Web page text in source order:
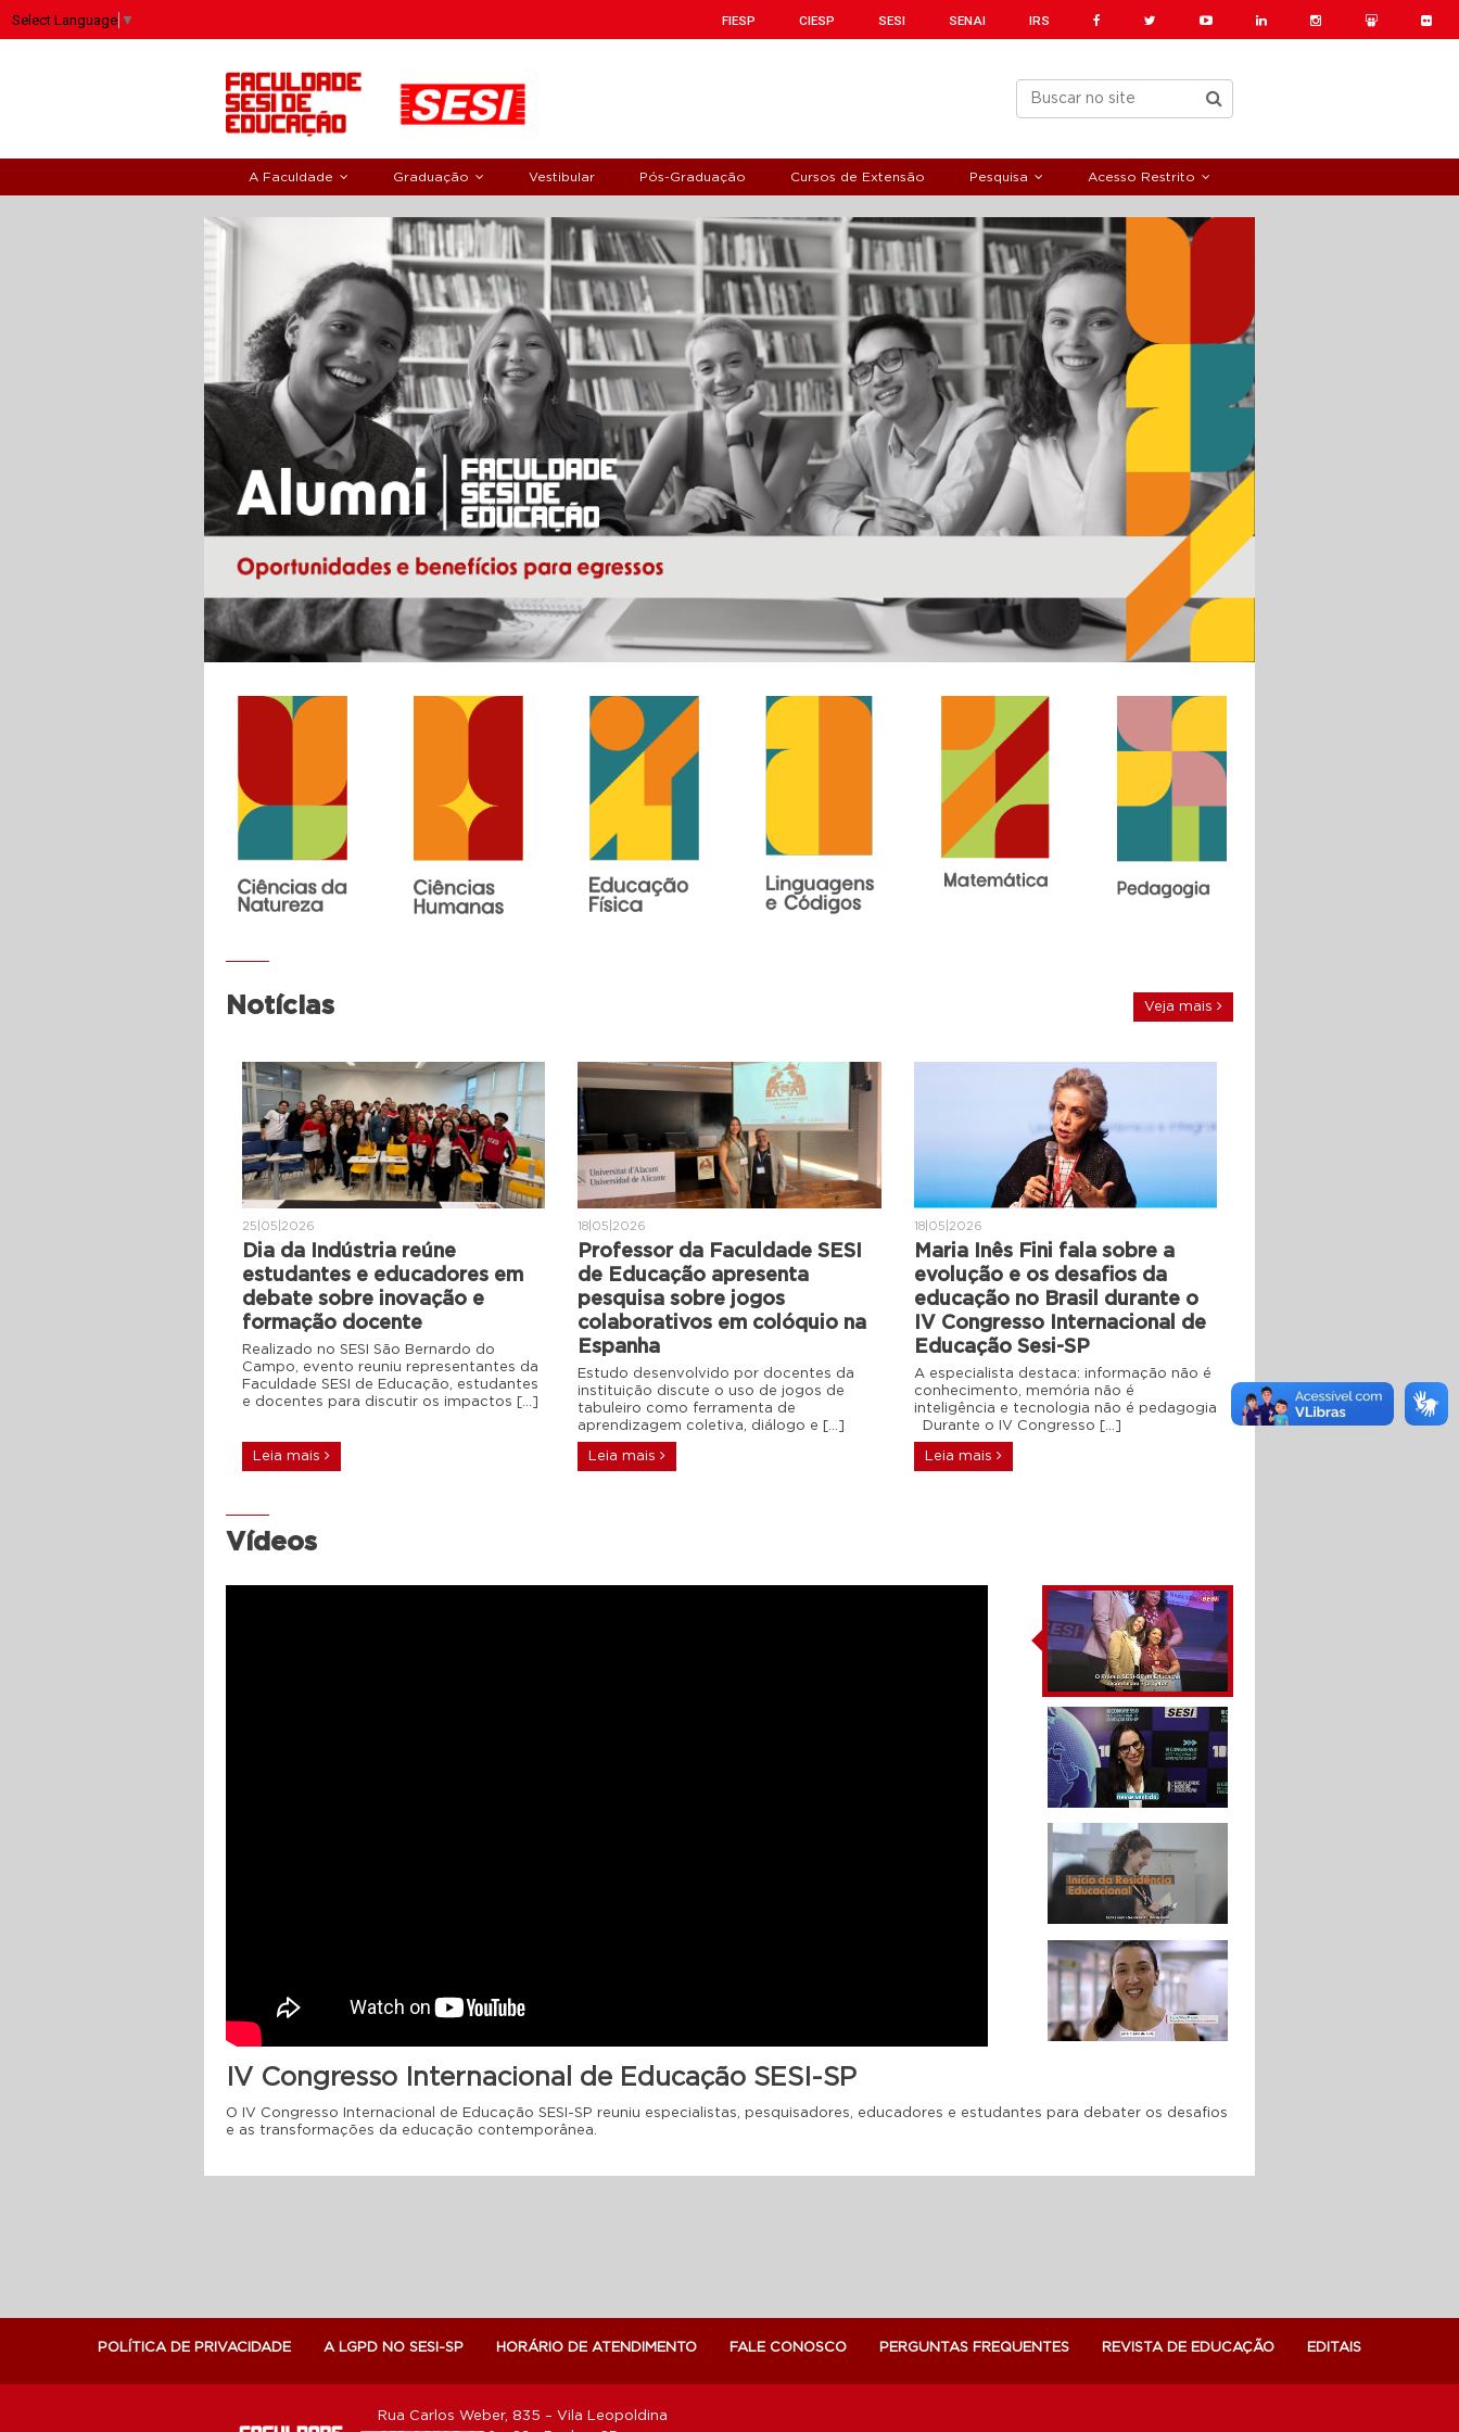
Select Language ▼ FIESP CIESP SESI SENAI IRS
A Faculdade Graduação Vestibular Pós-Graduação Cursos de Extensão Pesquisa Acesso Restrito
Notícias Veja mais
25|05|2026
Dia da Indústria reúne
estudantes e educadores em
debate sobre inovação e
formação docente
Realizado no SESI São Bernardo do
Campo, evento reuniu representantes da
Faculdade SESI de Educação, estudantes
e docentes para discutir os impactos […]
Leia mais
18|05|2026
Professor da Faculdade SESI
de Educação apresenta
pesquisa sobre jogos
colaborativos em colóquio na
Espanha
Estudo desenvolvido por docentes da
instituição discute o uso de jogos de
tabuleiro como ferramenta de
aprendizagem coletiva, diálogo e […]
Leia mais
18|05|2026
Maria Inês Fini fala sobre a
evolução e os desafios da
educação no Brasil durante o
IV Congresso Internacional de
Educação Sesi-SP
A especialista destaca: informação não é
conhecimento, memória não é
inteligência e tecnologia não é pedagogia
Durante o IV Congresso […]
Leia mais
Vídeos
IV Congresso
Internacional de
Educação SESI-SP
A tecnologia aliada à
educação - Congresso
Internacional de
Educação SESI-SP
10 ANOS DA FACULDADE
SESI A escola como
segunda casa desde o
primeiro dia
IV Congresso Internacional de Educação SESI-SP
O IV Congresso Internacional de Educação SESI-SP reuniu especialistas, pesquisadores, educadores e estudantes para debater os desafios
e as transformações da educação contemporânea.
POLÍTICA DE PRIVACIDADE A LGPD NO SESI-SP HORÁRIO DE ATENDIMENTO FALE CONOSCO PERGUNTAS FREQUENTES REVISTA DE EDUCAÇÃO EDITAIS
Rua Carlos Weber, 835 – Vila Leopoldina